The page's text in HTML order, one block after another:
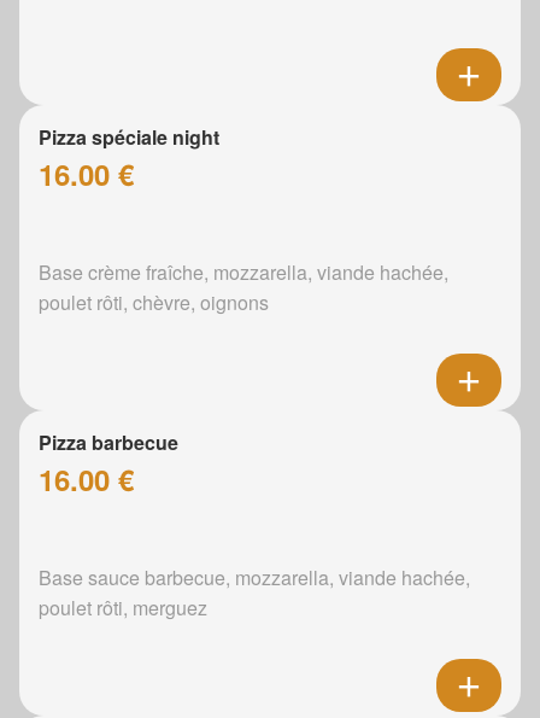
Pizza spéciale night
16.00 €
Base crème fraîche, mozzarella, viande hachée,
poulet rôti, chèvre, oignons
Pizza barbecue
16.00 €
Base sauce barbecue, mozzarella, viande hachée,
poulet rôti, merguez